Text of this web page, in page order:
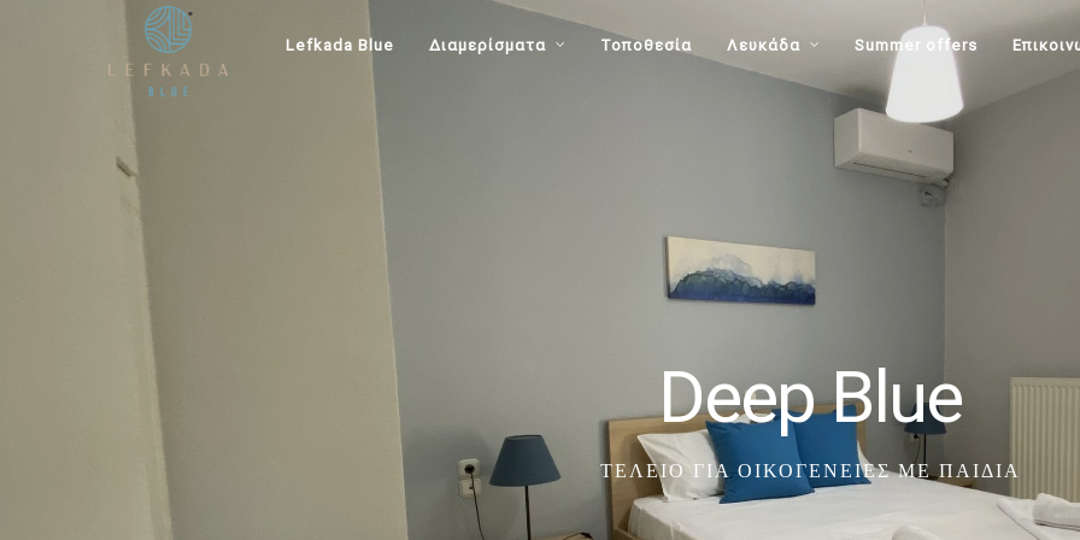
Lefkada Blue Διαμερίσματα Τοποθεσία Λευκάδα Summer offers
Deep Blue
ΤΈΛΕΙΟ ΓΙΑ ΟΙΚΟΓΈΝΕΙΕΣ ΜΕ ΠΑΙΔΙΆ